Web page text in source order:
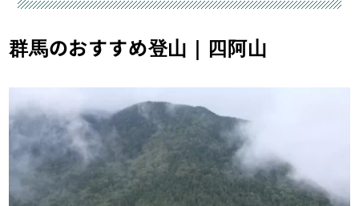
山・戦場ヶ原など自然の魅力が盛り沢
山｜登山・トレラン・山スキーマガジ
群馬のおすすめ登山｜四阿山